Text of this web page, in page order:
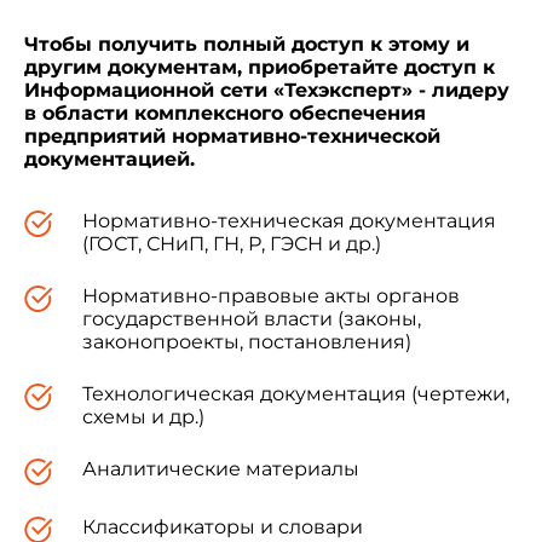
разработке систем управления качеством;
представлении отчетности и информации о
качестве.
показателей качества должны устанавливаться
соответствующими стандартами и
клеящих материалов, утвержденными в
установленном порядке.
Настоящий стандарт разработан на основе
и в соответствии с
Чтобы получить полный доступ к этому и
другим документам, приобретайте доступ к
Информационной сети «Техэксперт» - лидеру
в области комплексного обеспечения
предприятий нормативно-технической
документацией.
Нормативно-техническая документация
(ГОСТ, СНиП, ГН, Р, ГЭСН и др.)
Нормативно-правовые акты органов
государственной власти (законы,
законопроекты, постановления)
Технологическая документация (чертежи,
схемы и др.)
Аналитические материалы
Классификаторы и словари